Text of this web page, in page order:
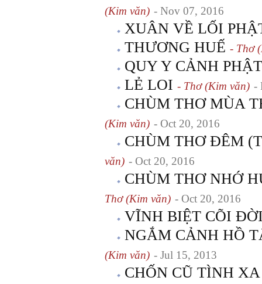
(Kim văn) - Nov 07, 2016
XUÂN VỀ LỐI
THƯƠNG HUẾ - Thơ
QUY Y CẢNH PHẬT
LẺ LOI - Thơ (Kim văn) -
CHÙM THƠ MÙA
(Kim văn) - Oct 20, 2016
CHÙM THƠ ĐÊM
văn) - Oct 20, 2016
CHÙM THƠ NHỚ
Thơ (Kim văn) - Oct 20, 2016
VĨNH BIỆT CÕI
NGẮM CẢNH HỒ
(Kim văn) - Jul 15, 2013
CHỐN CŨ TÌNH XA